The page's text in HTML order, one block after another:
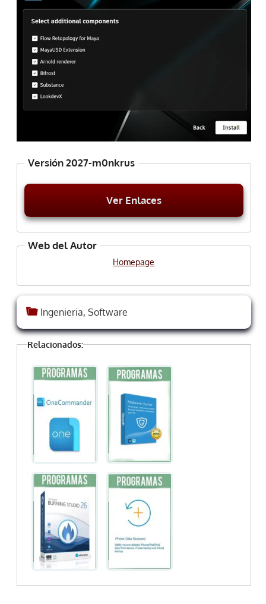
Versión 2027-m0nkrus
Ver Enlaces
Web del Autor
Homepage
Ingenieria, Software
Relacionados: